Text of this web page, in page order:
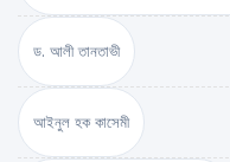
ড. আলী তানতাভী
আইনুল হক কাসেমী